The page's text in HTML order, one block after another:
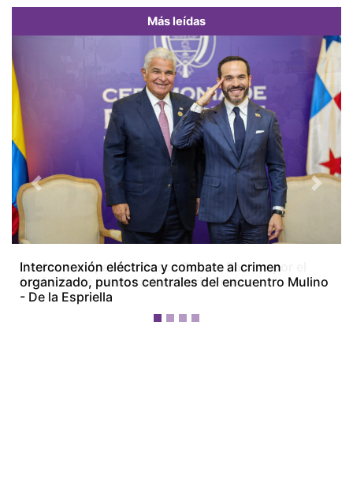
Más leídas
Interconexión eléctrica y combate al crimen
organizado, puntos centrales del encuentro Mulino
- De la Espriella
Previous Next